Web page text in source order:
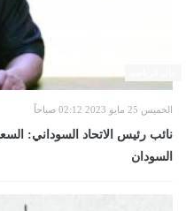
الخميس 25 مايو 2023 02:12 صباحاً
نائب رئيس الاتحاد السوداني:
السودان